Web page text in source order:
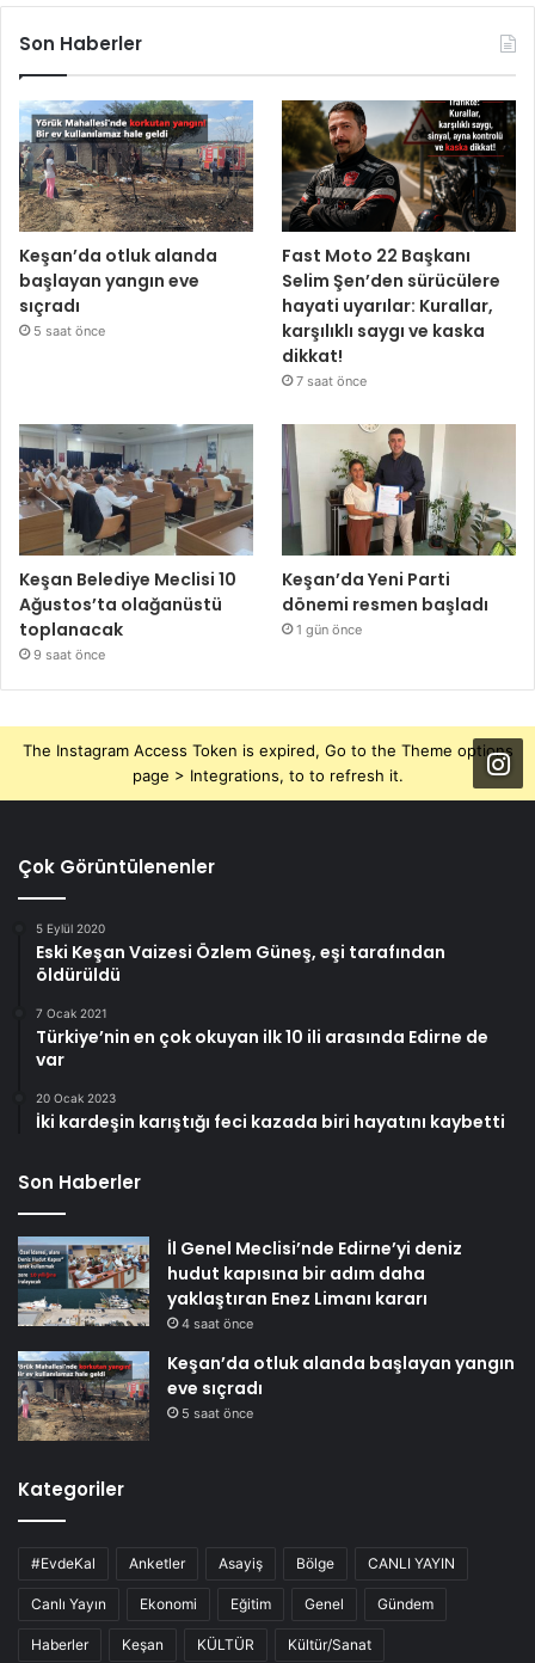
Son Haberler
Keşan’da otluk alanda
başlayan yangın eve
sıçradı
5 saat önce
Fast Moto 22 Başkanı
Selim Şen’den sürücülere
hayati uyarılar: Kurallar,
karşılıklı saygı ve kaska
dikkat!
7 saat önce
Keşan Belediye Meclisi 10
Ağustos’ta olağanüstü
toplanacak
9 saat önce
Keşan’da Yeni Parti
dönemi resmen başladı
1 gün önce
The Instagram Access Token is expired, Go to the Theme options
page > Integrations, to to refresh it.
Çok Görüntülenenler
5 Eylül 2020
Eski Keşan Vaizesi Özlem Güneş, eşi tarafından
öldürüldü
7 Ocak 2021
Türkiye’nin en çok okuyan ilk 10 ili arasında Edirne de
var
20 Ocak 2023
İki kardeşin karıştığı feci kazada biri hayatını kaybetti
Son Haberler
İl Genel Meclisi’nde Edirne’yi deniz
hudut kapısına bir adım daha
yaklaştıran Enez Limanı kararı
4 saat önce
Keşan’da otluk alanda başlayan yangın
eve sıçradı
5 saat önce
Kategoriler
#EvdeKal Anketler Asayiş Bölge CANLI YAYIN
Canlı Yayın Ekonomi Eğitim Genel Gündem
Haberler Keşan KÜLTÜR Kültür/Sanat